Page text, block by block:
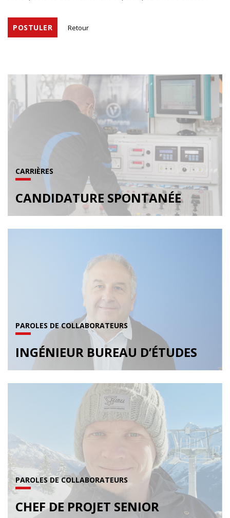
Retour
POSTULER
CARRIÈRES
CANDIDATURE SPONTANÉE
PAROLES DE COLLABORATEURS
INGÉNIEUR BUREAU D’ÉTUDES
PAROLES DE COLLABORATEURS
CHEF DE PROJET SENIOR